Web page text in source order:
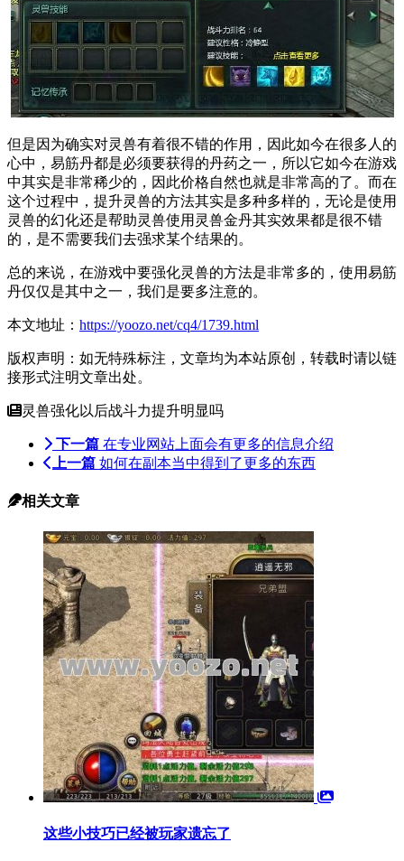
但是因为确实对灵兽有着很不错的作用，因此如今在很多人的
心中，易筋丹都是必须要获得的丹药之一，所以它如今在游戏
中其实是非常稀少的，因此价格自然也就是非常高的了。而在
这个过程中，提升灵兽的方法其实是多种多样的，无论是使用
灵兽的幻化还是帮助灵兽使用灵兽金丹其实效果都是很不错
的，是不需要我们去强求某个结果的。
总的来说，在游戏中要强化灵兽的方法是非常多的，使用易筋
丹仅仅是其中之一，我们是要多注意的。
本文地址： https://yoozo.net/cq4/1739.html
版权声明：如无特殊标注，文章均为本站原创，转载时请以链
接形式注明文章出处。
灵兽强化以后战斗力提升明显吗
下一篇 在专业网站上面会有更多的信息介绍
上一篇 如何在副本当中得到了更多的东西
相关文章
这些小技巧已经被玩家遗忘了